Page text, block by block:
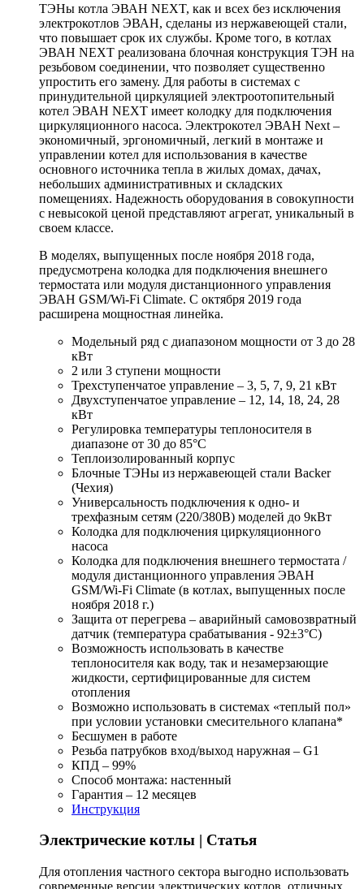
ТЭНы котла ЭВАН NEXT, как и всех без исключения
электрокотлов ЭВАН, сделаны из нержавеющей стали,
что повышает срок их службы. Кроме того, в котлах
ЭВАН NEXT реализована блочная конструкция ТЭН на
резьбовом соединении, что позволяет существенно
упростить его замену. Для работы в системах с
принудительной циркуляцией электроотопительный
котел ЭВАН NEXT имеет колодку для подключения
циркуляционного насоса. Электрокотел ЭВАН Next –
экономичный, эргономичный, легкий в монтаже и
управлении котел для использования в качестве
основного источника тепла в жилых домах, дачах,
небольших административных и складских
помещениях. Надежность оборудования в совокупности
с невысокой ценой представляют агрегат, уникальный в
своем классе.
В моделях, выпущенных после ноября 2018 года,
предусмотрена колодка для подключения внешнего
термостата или модуля дистанционного управления
ЭВАН GSM/Wi-Fi Climate. С октября 2019 года
расширена мощностная линейка.
Модельный ряд с диапазоном мощности от 3 до 28
кВт
2 или 3 ступени мощности
Трехступенчатое управление – 3, 5, 7, 9, 21 кВт
Двухступенчатое управление – 12, 14, 18, 24, 28
кВт
Регулировка температуры теплоносителя в
диапазоне от 30 до 85°С
Теплоизолированный корпус
Блочные ТЭНы из нержавеющей стали Backer
(Чехия)
Универсальность подключения к одно- и
трехфазным сетям (220/380В) моделей до 9кВт
Колодка для подключения циркуляционного
насоса
Колодка для подключения внешнего термостата /
модуля дистанционного управления ЭВАН
GSM/Wi-Fi Climate (в котлах, выпущенных после
ноября 2018 г.)
Защита от перегрева – аварийный самовозвратный
датчик (температура срабатывания - 92±3°С)
Возможность использовать в качестве
теплоносителя как воду, так и незамерзающие
жидкости, сертифицированные для систем
отопления
Возможно использовать в системах «теплый пол»
при условии установки смесительного клапана*
Бесшумен в работе
Резьба патрубков вход/выход наружная – G1
КПД – 99%
Способ монтажа: настенный
Гарантия – 12 месяцев
Инструкция
Электрические котлы | Статья
Для отопления частного сектора выгодно использовать
современные версии электрических котлов, отличных